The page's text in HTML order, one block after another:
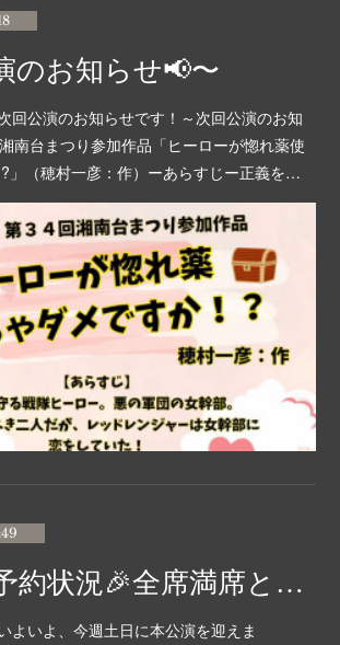
のお知らせ📢〜
回公演のお知らせです！～次回公演のお知
南台まつり参加作品「ヒーローが惚れ薬使
」（穂村一彦：作）ーあらすじー正義を…
現在のご予約状況🎉全席満席となりました！
いよ、今週土日に本公演を迎えま